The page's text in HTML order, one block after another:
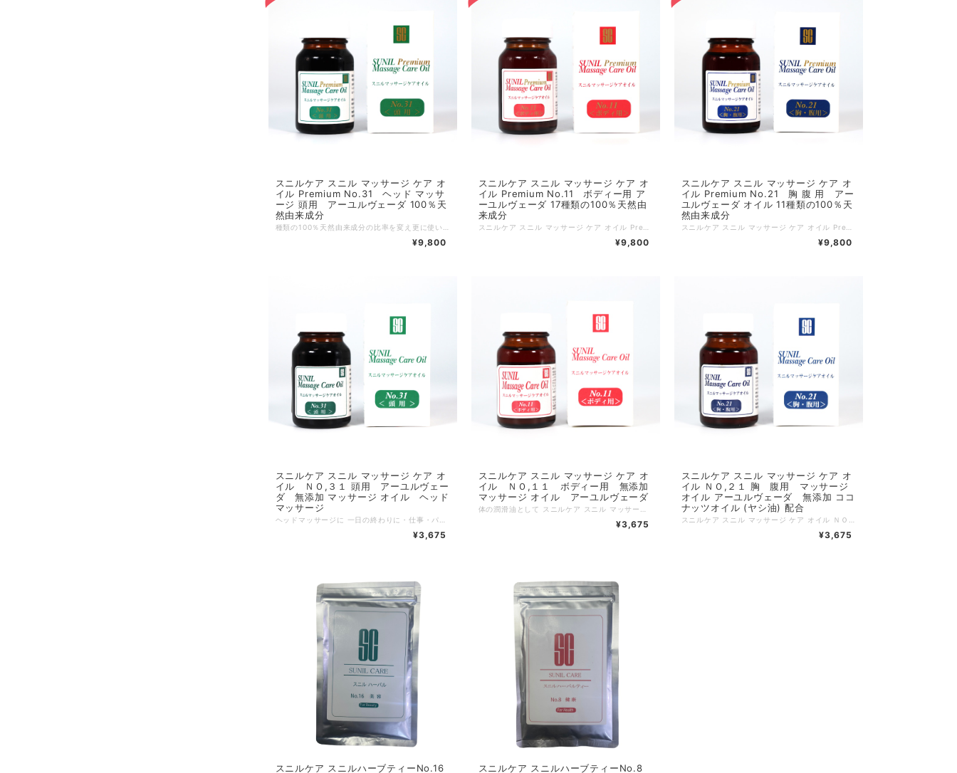
スニルケア スニル マッサージ ケア オ
イル Premium No.31 ヘッド マッサ
ージ 頭用 アーユルヴェーダ 100％天
然由来成分
種類の100％天然由来成分の比率を変え更に使いやすいオイル スニルケア スニル マッサージ ケア オイル Premium No.31 頭用 アーユルヴェーダ 100％天然由来成分 ～Premiumは何が違うの？～ ★更に日本の風土日本人の体質に合わせ、 9種類の100％天然由来成分の比率を変え更に使いやすくなりました。 「・すみずみまで行き届く・滑らかさ・摺り込みやすさ・香り」が良くなりました。 癖がないアロマ系の香り！ リラックスできる心地よい優しい香り！ デリケートな方にも！ 9種類の100％天然由来成分が入ったスニルケアおすすめのオイルです！ 日本とスリランカで40年以上のアーユルヴェーダの実績を持つ本格アーユルケア院のスニル院長が 日本の気候・風土と日本人の体質に合わせ成分配合し開発したオイルです。 ヒマシ油など多くの有用成分が入っている為、スニルケアのオイルで日々のセルフケアをおすすめします。 原材料・成分： ヤシ油、ペポ力ボテャ種子油、ニゲラサティパ種子油、ニクズク核油、チョウジ油、ウイキョウ、アイエキス、ニンニクエキス、クミンエキス 【塗り方】 どのオイルも塗り方はとても簡単です。 指先にオイルをつけ、温かくなるまで擦り込むだけです。 たくさん塗りすぎるとベタベタしてしまうので少量で。 オイルは少量でも伸びが良く、サラッとした塗り心地になります。 「約10度以下で凝固することがありますがそのまま手に取り指先に伸ばして 頂くと体温で溶けますのでご使用部位にお使いください。 常温にて液体に戻りますのでご使用上問題はありません。」 生産地 スリランカ 内容量 50ml (少量でよく伸びます。) 注意事項 オイル期限：3年 高温多湿の場所を避けて保存してください。 水や空気が入らないように保存してください。 ※使用時にはお肌に異常が生じていないかよく注意して使用してください。 お肌にあわないときは使用を中止してください。 そのまま使用を続けますと症状を悪化させる場合がありますので 皮膚科等専門医に相談されることをお勧めします。
¥9,800
スニルケア スニル マッサージ ケア オ
イル Premium No.11 ボディー用 ア
ーユルヴェーダ 17種類の100％天然由
来成分
スニルケア スニル マッサージ ケア オイル Premium No.11 ボディー用 アーユルヴェーダ 100％天然由来成分 ～Premiumは何が違うの？～ ★更に日本の風土日本人の体質に合わせ、 17種類の100％天然由来成分の比率を変え更に使いやすくなりました。 「・すみずみまで行き届く・滑らかさ・摺り込みやすさ・香り」が良くなりました。 癖がないアロマ系の香り！ リラックスできる心地よい優しい香り！ デリケートな方にも！ 100％天然由来成分が入ったスニルケアおすすめのオイルです！ 日本とスリランカで40年以上のアーユルヴェーダの実績を持つ本格アーユルケア院のスニル院長が日本の気候・風土と日本人の体質に合わせ成分配合し開発したオイルです。 ヒマシ油など多くの有用成分が入っている為、スニルケアのオイルで日々のセルフケアをおすすめします。 原材料・成分： ゴマ油、ヤシ油、ヒマシ油、ニオイテンジクアオイ花油、ショウガ根油、乳脂肪、ベンガルカラタチ根エキス、 ロードデンドロン・アルボレウム 花エキス、 ハマビシエキス、オシロイバナエキス、アスパラガスエキス、キダチキバナヨウラク根エキス、カンフル、松エキス、ツボクサエキス、クロガラシ種子エキス 【塗り方】 どのオイルも塗り方はとても簡単です。 指先にオイルをつけ、温かくなるまで擦り込むだけです。 たくさん塗りすぎるとベタベタしてしまうので少量で。 オイルは少量でも伸びが良く、サラッとした塗り心地になります。 「約10度以下で凝固することがありますがそのまま手に取り指先に伸ばして 頂くと体温で溶けますのでご使用部位にお使いください。 常温にて液体に戻りますのでご使用上問題はありません。」 生産地 スリランカ 内容量 50ml (少量でよく伸びます。) 注意事項 オイル期限：3年 高温多湿の場所を避けて保存してください。 水や空気が入らないように保存してください。 ※使用時にはお肌に異常が生じていないかよく注意して使用してください。 お肌にあわないときは使用を中止してください。 そのまま使用を続けますと症状を悪化させる場合がありますので 皮膚科等専門医に相談されることをお勧めします。
¥9,800
スニルケア スニル マッサージ ケア オ
イル Premium No.21 胸 腹 用 アー
ユルヴェーダ オイル 11種類の100％天
然由来成分
スニルケア スニル マッサージ ケア オイル Premium No.21 胸 腹 用 アーユルヴェーダ オイル100％天然由来成分 ～Premiumは何が違うの？～ ★更に日本の風土日本人の体質に合わせ、 100％天然由来成分の比率を変え更に使いやすくなりました。 「・すみずみまで行き届く・滑らかさ・摺り込みやすさ・香り」が良くなりました。 癖がないアロマ系の香り！ リラックスできる心地よい優しい香り！ デリケートな方にも！ 100％天然由来成分が入ったスニルケアおすすめのオイルです！ 日本とスリランカで40年以上のアーユルヴェーダの実績を持つ本格アーユルケア院のスニル院長が日本の気候・風土と日本人の体質に合わせ成分配合し開発したオイルです。 ヒマシ油など多くの有用成分が入っている為、スニルケアのオイルで日々のセルフケアをおすすめします。 女性特有の悩みをお持ちの方に・女性の体に優しいオイルです。 気になる部分にやさしくすりこむようにマッサージします。 日常的に使用するのがおすすめなのでお風呂上りに限らずマッサージするのがおすすめです。 原材料・成分： ゴマ油、ヤシ油、ヒマシ油、ニオイテンジクアオイ花油、ショウガ根油、乳脂防、アスパラガ スエキス、ペンガルカラタチ根エキス、キダチキバナヨウラク根エキス、 ハマビシエキス、ツボクサエキス 【塗り方】 どのオイルも塗り方はとても簡単です。 指先にオイルをつけ、温かくなるまで擦り込むだけです。 たくさん塗りすぎるとベタベタしてしまうので少量で。 オイルは少量でも伸びが良く、サラッとした塗り心地になります。 「約10度以下で凝固することがありますがそのまま手に取り指先に伸ばして 頂くと体温で溶けますのでご使用部位にお使いください。 常温にて液体に戻りますのでご使用上問題はありません。」 生産地 スリランカ 注意事項 オイル期限：3年 高温多湿の場所を避けて保存してください。 水や空気が入らないように保存してください。 内容量：50ml (少量でよく伸びます。) ※使用時にはお肌に異常が生じていないかよく注意して使用してください。 お肌にあわないときは使用を中止してください。 そのまま使用を続けますと症状を悪化させる場合がありますので 皮膚科等専門医に相談されることをお勧めします。
¥9,800
スニルケア スニル マッサージ ケア オ
イル ＮＯ,３１ 頭用 アーユルヴェー
ダ 無添加 マッサージ オイル ヘッド
マッサージ
ヘッドマッサージに 一日の終わりに・仕事・パソコン作業の後に スニルケア スニル マッサージ ケア オイル ヘッド マッサージ 頭用 無添加 マッサージ オイル ＮＯ,３１ アーユルヴェーダ ヤシ油等 ヘッドマッサージにお使いください。 リラックス効果にとても良いため一日の終わりにお使いいただくのもおすすめです。 スリランカではヘッドマッサージの専用のケア方法があり重要視されています。 ヒマシ油など多くの有用成分が入っている為、スニルケアのオイルで日々のセルフケアをおすすめします。 身体のフレッシュキープにおすすめのヘッドマッサージの為のオイルです。 少量を指先にとってすりこみお使いください。 ※スリランカではアビアンカと呼ばれるオイルトリートメントをする習慣があります。 このトリートメントで明日への活力を得るのがアーユルヴェーダの習慣です。 【塗り方】 どのオイルも塗り方はとても簡単です。 指先にオイルをつけ、温かくなるまで擦り込むだけです。 たくさん塗りすぎるとベタベタしてしまうので少量で。 オイルは少量でも伸びが良く、サラッとした塗り心地になります。 「約10度以下で凝固することがありますがそのまま手に取り指先に伸ばして 頂くと体温で溶けますのでご使用部位にお使いください。 常温にて液体に戻りますのでご使用上問題はありません。」 生産地 スリランカ 内容量：50ml (少量でよく伸びます。) 注意事項 オイル期限：3年 高温多湿の場所を避けて保存してください。 水や空気が入らないように保存してください。 発売元：株式会社スニルコーポレーション https://www.sunil.co.jp/ 埼玉県川越市寺尾617 TEL 049-291-2811 ※使用時にはお肌に異常が生じていないかよく注意して使用してください。 お肌にあわないときは使用を中止してください。 そのまま使用を続けますと症状を悪化させる場合がありますので 皮膚科等専門医に相談されることをお勧めします。
¥3,675
スニルケア スニル マッサージ ケア オ
イル ＮＯ,１１ ボディー用 無添加
マッサージ オイル アーユルヴェーダ
体の潤滑油として スニルケア スニル マッサージ ケア オイル ＮＯ,１１ ボディー用 無添加 アーユルヴェーダ 気になるところにやさしくすりこむようにマッサージ。 ベタベタ、テカテカしません。よくのびるので少量をすりこむだけです。 サラサラになりポカポカしてきます。 ※おすすめは、お風呂上りに脱衣所でマッサージして流さずそのまま着衣します。 日常的に使用するのがおすすめなのでお風呂上りに限らずマッサージしてください。 身体全体に擦り込むように使用するオイルです。 ～次の日も元気で生活・歩く為に！～ 家事・仕事で忙しくした一日のリセットにも良いです。 【塗り方】 どのオイルも塗り方はとても簡単です。 指先にオイルをつけ、温かくなるまで擦り込むだけです。 たくさん塗りすぎるとベタベタしてしまうので少量で。 オイルは少量でも伸びが良く、サラッとした塗り心地になります。 「約10度以下で凝固することがありますがそのまま手に取り指先に伸ばして 頂くと体温で溶けますのでご使用部位にお使いください。 常温にて液体に戻りますのでご使用上問題はありません。」 生産地 スリランカ 内容量：50ml (少量でよく伸びます。) 注意事項 オイル期限：3年 高温多湿の場所を避けて保存してください。 水や空気が入らないように保存してください。 ※使用時にはお肌に異常が生じていないかよく注意して使用してください。 お肌にあわないときは使用を中止してください。 そのまま使用を続けますと症状を悪化させる場合がありますので 皮膚科等専門医に相談されることをお勧めします。
¥3,675
スニルケア スニル マッサージ ケア オ
イル ＮＯ,２１ 胸 腹用 マッサージ
オイル アーユルヴェーダ 無添加 ココ
ナッツオイル (ヤシ油) 配合
スニルケア スニル マッサージ ケア オイル ＮＯ,２１ 胸 腹用 マッサージ オイル アーユルヴェーダ 無添加 ココナッツオイル (ヤシ油) 配合 胸部とお腹のための女性の体に優しいオイルです。 気になる部分にやさしくすりこむようにマッサージします。 日常的に使用するのがおすすめなのでお風呂上りに限らずマッサージしてください。 ※お風呂上りには脱衣所でマッサージして流さずそのまま着衣します。 マッサージ後じっくり浸透していきます。 スリランカではアビアンカと呼ばれるオイルトリートメントをする習慣があります。 このトリートメントで明日への活力を得るのがアーユルヴェーダの習慣です。 日々の頑張った後をそのまま残さずケアしてあげましょう。 【塗り方】 どのオイルも塗り方はとても簡単です。 指先にオイルをつけ、温かくなるまで擦り込むだけです。 たくさん塗りすぎるとベタベタしてしまうので少量で。 オイルは少量でも伸びが良く、サラッとした塗り心地になります。 「約10度以下で凝固することがありますがそのまま手に取り指先に伸ばして 頂くと体温で溶けますのでご使用部位にお使いください。 常温にて液体に戻りますのでご使用上問題はありません。」 生産地 スリランカ 内容量：50ml (少量でよく伸びます。) 注意事項 オイル期限：3年 高温多湿の場所を避けて保存してください。 水や空気が入らないように保存してください。 ※使用時にはお肌に異常が生じていないかよく注意して使用してください。 お肌にあわないときは使用を中止してください。 そのまま使用を続けますと症状を悪化させる場合がありますので 皮膚科等専門医に相談されることをお勧めします。
¥3,675
スニルケア スニルハーブティーNo.16 スニルケア スニルハーブティーNo.8